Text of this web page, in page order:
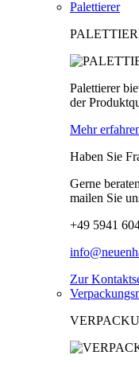
Palettierer
Palettierer
der
Mehr
Haben Sie
Gerne
mailen Sie
+49 5941
Zur